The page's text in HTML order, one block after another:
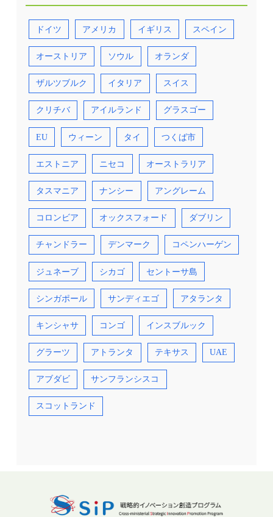
ドイツ アメリカ イギリス スペイン
オーストリア ソウル オランダ
ザルツブルク イタリア スイス
クリチバ アイルランド グラスゴー
EU ウィーン タイ つくば市
エストニア ニセコ オーストラリア
タスマニア ナンシー アングレーム
コロンビア オックスフォード ダブリン
チャンドラー デンマーク コペンハーゲン
ジュネーブ シカゴ セントーサ島
シンガポール サンディエゴ アタランタ
キンシャサ コンゴ インスブルック
グラーツ アトランタ テキサス UAE
アブダビ サンフランシスコ
スコットランド